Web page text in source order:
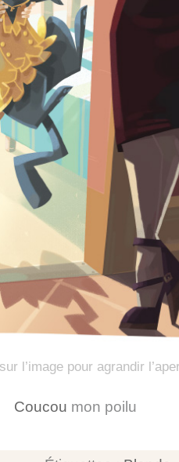
l’image pour agrandir
Coucou mon poilu